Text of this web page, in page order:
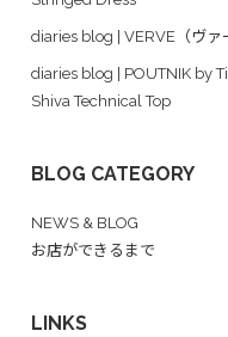
diaries blog | VERVE（ヴ
diaries blog | POUTNIK by
Shiva Technical Top
BLOG CATEGORY
NEWS & BLOG
お店ができるまで
LINKS